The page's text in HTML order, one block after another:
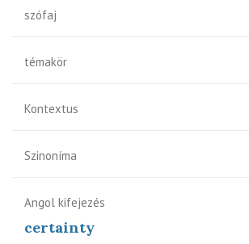
szófaj
témakör
Kontextus
Szinoníma
Angol kifejezés
certainty